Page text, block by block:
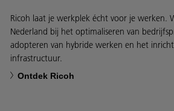
Ricoh laat je werkplek écht voor je werken.
Nederland bij het optimaliseren van
adopteren van hybride werken en het
infrastructuur.
Ontdek Ricoh